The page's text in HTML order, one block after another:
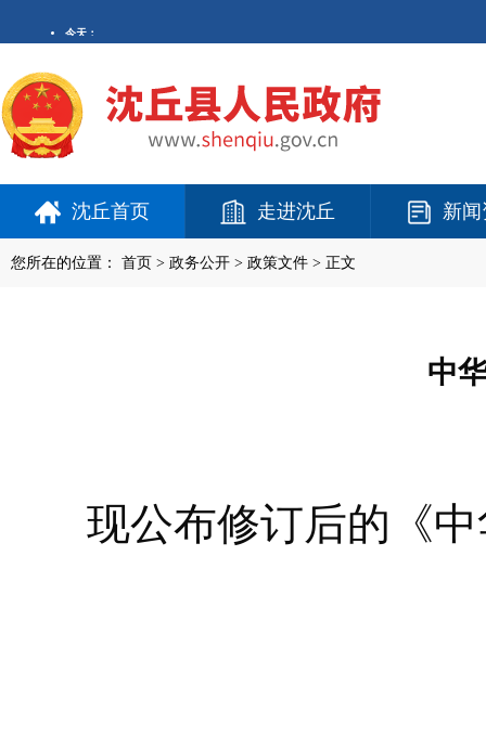
沈丘首页 走进沈丘 新
您所在的位置： 首页 > 政务公开 > 政策文件 > 正文
中
现公布修订后的《